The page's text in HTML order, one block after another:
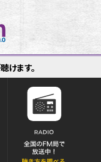
けます。